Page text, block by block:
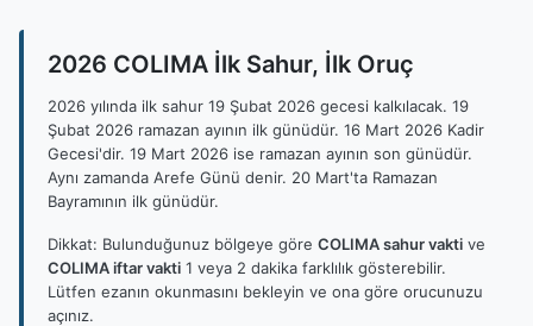
2026 COLIMA İlk Sahur, İlk Oruç
2026 yılında ilk sahur 19 Şubat 2026 gecesi kalkılacak. 19
Şubat 2026 ramazan ayının ilk günüdür. 16 Mart 2026 Kadir
Gecesi'dir. 19 Mart 2026 ise ramazan ayının son günüdür.
Aynı zamanda Arefe Günü denir. 20 Mart'ta Ramazan
Bayramının ilk günüdür.
Dikkat: Bulunduğunuz bölgeye göre COLIMA sahur vakti ve
COLIMA iftar vakti 1 veya 2 dakika farklılık gösterebilir.
Lütfen ezanın okunmasını bekleyin ve ona göre orucunuzu
açınız.